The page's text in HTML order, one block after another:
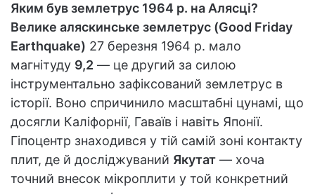
Яким був землетрус 1964 р. на Алясці?
Велике аляскинське землетрус (Good Friday
Earthquake) 27 березня 1964 р. мало
магнітуду 9,2 — це другий за силою
інструментально зафіксований землетрус в
історії. Воно спричинило масштабні цунамі, що
досягли Каліфорнії, Гаваїв і навіть Японії.
Гіпоцентр знаходився у тій самій зоні контакту
плит, де й досліджуваний Якутат — хоча
точний внесок мікроплити у той конкретний